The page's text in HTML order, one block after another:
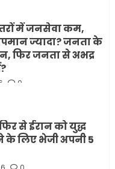
में जनसेवा कम,
ज्यादा? जनता के
फिर जनता से अभद्र
0
से ईरान को युद्ध
के लिए भेजी अपनी 5